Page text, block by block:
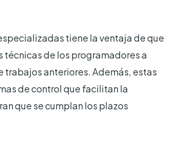
tiene la ventaja de que
de los programadores a
trabajos anteriores. Además, estas
de control que facilitan la
que se cumplan los plazos